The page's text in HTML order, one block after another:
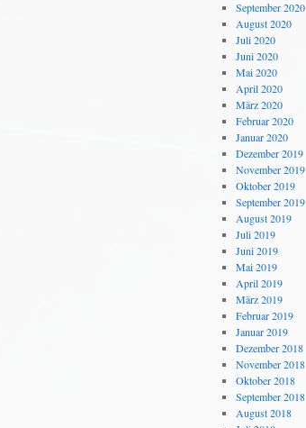
September 2020
August 2020
Juli 2020
Juni 2020
Mai 2020
April 2020
März 2020
Februar 2020
Januar 2020
Dezember 2019
November 2019
Oktober 2019
September 2019
August 2019
Juli 2019
Juni 2019
Mai 2019
April 2019
März 2019
Februar 2019
Januar 2019
Dezember 2018
November 2018
Oktober 2018
September 2018
August 2018